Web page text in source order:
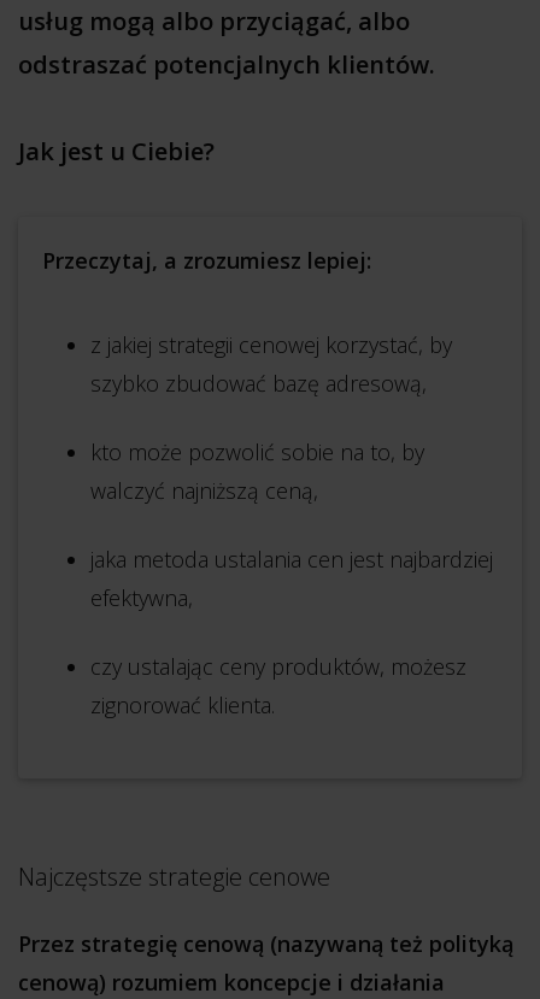
usług mogą albo przyciągać, albo
odstraszać potencjalnych klientów.
Jak jest u Ciebie?
Przeczytaj, a zrozumiesz lepiej:
z jakiej strategii cenowej korzystać, by
szybko zbudować bazę adresową,
kto może pozwolić sobie na to, by
walczyć najniższą ceną,
jaka metoda ustalania cen jest najbardziej
efektywna,
czy ustalając ceny produktów, możesz
zignorować klienta.
Najczęstsze strategie cenowe
Przez strategię cenową (nazywaną też polityką
cenową) rozumiem koncepcje i działania